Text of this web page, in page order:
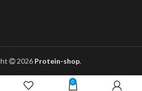
2026 Protein-shop.
0